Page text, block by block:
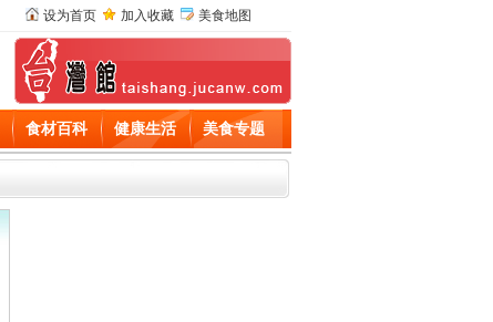
设为首页 加入收藏 美食地图
食材百科 健康生活 美食专题